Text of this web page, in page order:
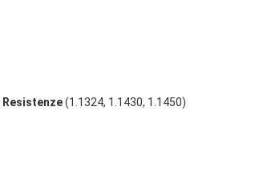
Resistenze(1.1324, 1.1430, 1.1450)